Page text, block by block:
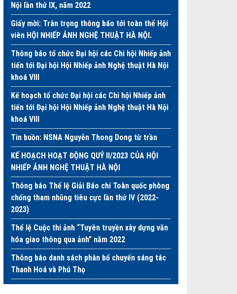
Nội lần thứ IX, năm 2022
Giấy mời: Trân trọng thông báo tới toàn thể Hội
viên HỘI NHIẾP ẢNH NGHỆ THUẬT HÀ NỘI.
Thông báo tổ chức Đại hội các Chi hội Nhiếp ảnh
tiến tới Đại hội Hội Nhiếp ảnh Nghệ thuật Hà Nội
khoá VIII
Kế hoạch tổ chức Đại hội các Chi hội Nhiếp ảnh
tiến tới Đại hội Hội Nhiếp ảnh Nghệ thuật Hà Nội
khoá VIII
Tin buồn: NSNA Nguyễn Thong Dong từ trần
KẾ HOẠCH HOẠT ĐỘNG QUÝ II/2023 CỦA HỘI
NHIẾP ẢNH NGHỆ THUẬT HÀ NỘI
Thông báo Thể lệ Giải Báo chí Toàn quốc phòng
chống tham nhũng tiêu cực lần thứ IV (2022-
2023)
Thể lệ Cuộc thi ảnh “Tuyên truyền xây dựng văn
hóa giao thông qua ảnh” năm 2022
Thông báo danh sách phân bổ chuyến sáng tác
Thanh Hoá và Phú Thọ